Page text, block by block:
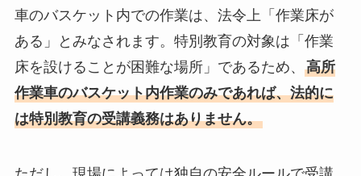
車のバスケット内での作業は、法令上「作業床が
ある」とみなされます。特別教育の対象は「作業
床を設けることが困難な場所」であるため、 高所
作業車のバスケット内作業のみであれば、法的に
は特別教育の受講義務はありません。